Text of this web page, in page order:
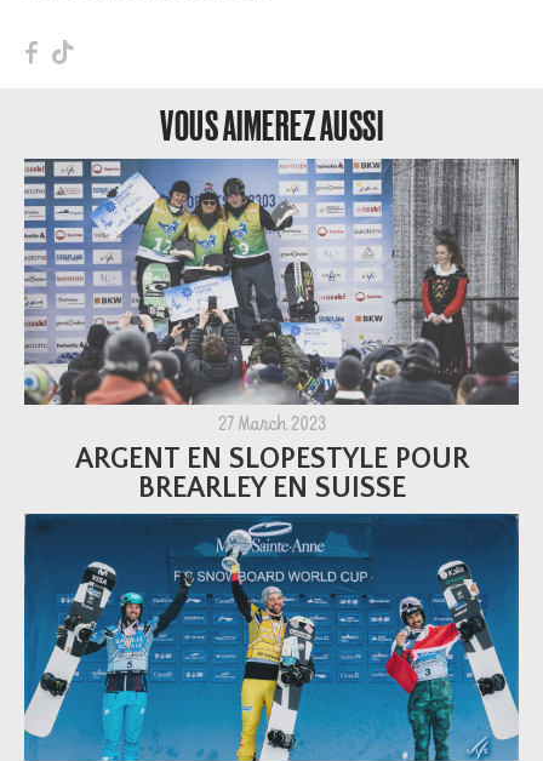
F T
VOUS AIMEREZ AUSSI
27 March 2023
ARGENT EN SLOPESTYLE POUR
BREARLEY EN SUISSE